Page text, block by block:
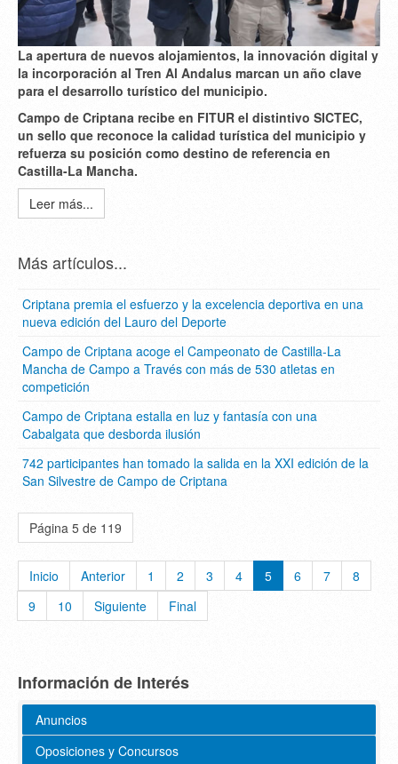
La apertura de nuevos alojamientos, la innovación digital y
la incorporación al Tren Al Andalus marcan un año clave
para el desarrollo turístico del municipio.
Campo de Criptana recibe en FITUR el distintivo SICTEC,
un sello que reconoce la calidad turística del municipio y
refuerza su posición como destino de referencia en
Castilla-La Mancha.
Leer más...
Más artículos...
Criptana premia el esfuerzo y la excelencia deportiva en una
nueva edición del Lauro del Deporte
Campo de Criptana acoge el Campeonato de Castilla-La
Mancha de Campo a Través con más de 530 atletas en
competición
Campo de Criptana estalla en luz y fantasía con una
Cabalgata que desborda ilusión
742 participantes han tomado la salida en la XXI edición de la
San Silvestre de Campo de Criptana
Página 5 de 119
Inicio Anterior 1 2 3 4 5 6 7
8
9
10 Siguiente Final
Información de Interés
Anuncios
Oposiciones y Concursos